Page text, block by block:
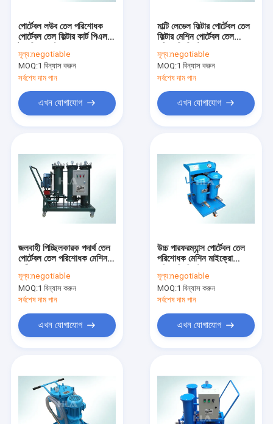
পণ্য
আমাদের সম্পর্কে
পোর্টেবল লউব তেল পরিশোধক
পোর্টেবল তেল ফিল্টার কার্ট পিএলসি
মূল্য:negotiable
MOQ:1 বিন্যাস করুন
সর্বশেষ দাম পান
এখন যোগাযোগ
মাল্টি লেভেল ফিল্টার পোর্টেবল তেল
ফিল্টার মেশিন পোর্টেবল তেল
মূল্য:negotiable
MOQ:1 বিন্যাস করুন
সর্বশেষ দাম পান
এখন যোগাযোগ
জলবাহী পিচ্ছিলকারক পদার্থ তেল
পোর্টেবল তেল পরিশোধক মেশিন
মূল্য:negotiable
MOQ:1 বিন্যাস করুন
সর্বশেষ দাম পান
এখন যোগাযোগ
উচ্চ পারফরম্যান্স পোর্টেবল তেল
পরিশোধক মেশিন মাইক্রো
মূল্য:negotiable
MOQ:1 বিন্যাস করুন
সর্বশেষ দাম পান
এখন যোগাযোগ